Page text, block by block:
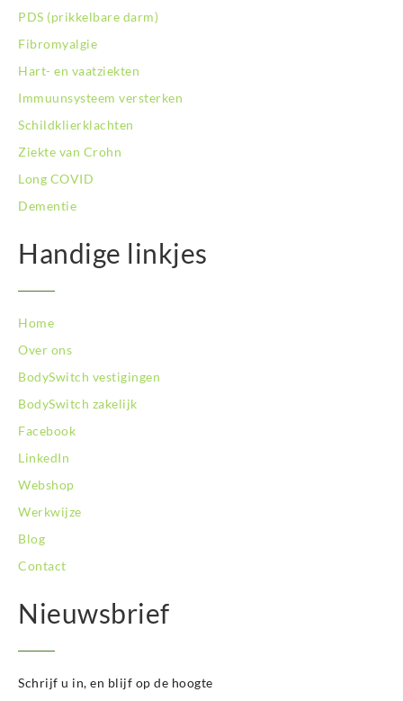
BodySwitch Rotterdam-Oost
BodySwitch Schiedam
BodySwitch Son en Breugel
BodySwitch Tilburg
BodySwitch Utrecht
BodySwitch Veluwe
BodySwitch Venlo
BodySwitch Westland
BodySwitch Zaandam
BodySwitch Zuid-Kennemerland
BodySwitch Zuid-Limburg
BodySwitch Zwolle
PDS (prikkelbare darm)
Fibromyalgie
Hart- en vaatziekten
Immuunsysteem versterken
Schildklierklachten
Ziekte van Crohn
Long COVID
Dementie
Handige linkjes
Home
Over ons
BodySwitch vestigingen
BodySwitch zakelijk
Facebook
LinkedIn
Webshop
Werkwijze
Blog
Contact
Nieuwsbrief
Schrijf u in, en blijf op de hoogte